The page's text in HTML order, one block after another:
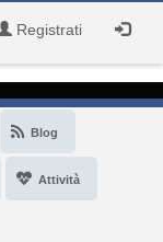
Registrati
Blog
Attività